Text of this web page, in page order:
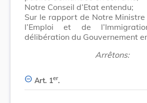
Notre Conseil d’Etat entendu;
Sur le rapport de Notre
l’Emploi et de
délibération du Gouvernement
Arrêtons:
Art. 1er.